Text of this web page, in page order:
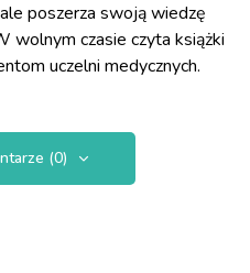
poszerza swoją wiedzę
wolnym czasie czyta książki
uczelni medycznych.
(0)